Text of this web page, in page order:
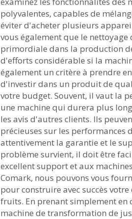
polyvalentes, capables de
éviter d'acheter plusieurs
vous également que le nettoyage
primordiale dans la production
d'efforts considérable si la
également un critère à prendre
d'investir dans un produit de
votre budget. Souvent, il vaut la
une machine qui durera plus
les avis d'autres clients. Ils
précieuses sur les performances
attentivement la garantie et le
problème survient, il doit être
excellent support et aux
Comark, nous pouvons vous
pour construire avec succès
fruits. En prenant simplement en
machine de transformation de